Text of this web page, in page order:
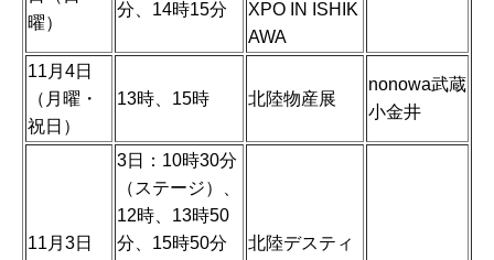
曜）
分、14時15分
XPO IN ISHIK
AWA
11月4日
（月曜・
祝日）
13時、15時 北陸物産展
nonowa武蔵
小金井
11月3日
3日：10時30分
（ステージ）、
12時、13時50
分、15時50分
北陸デスティ